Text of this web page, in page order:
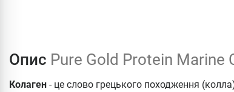
Опис Pure Gold Protein Marine
Колаген - це слово грецького походження